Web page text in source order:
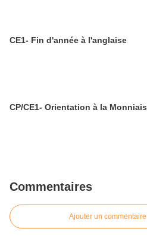
CE1- Fin d'année à l'anglaise
CP/CE1- Orientation à la Monniais
Commentaires
Ajouter un commentaire